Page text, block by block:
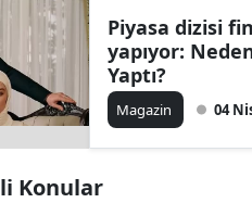
Piyasa dizisi
yapıyor:
Yaptı?
Magazin 04
Konular